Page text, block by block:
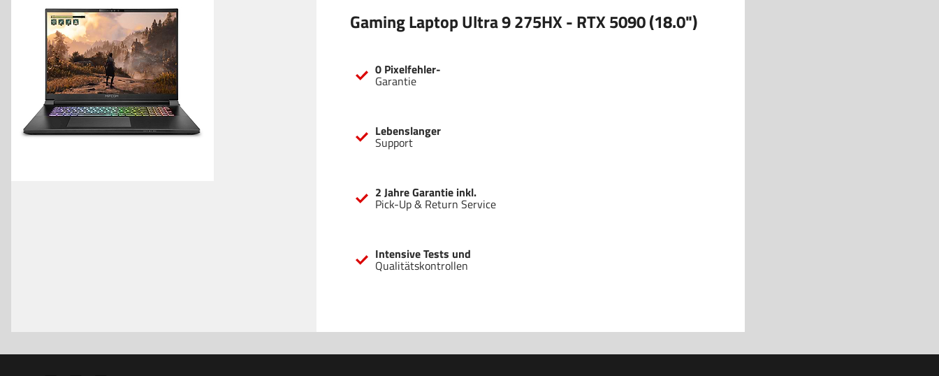
Gaming Laptop Ultra 9 275HX - RTX 5090 (18.0")
0 Pixelfehler-
Garantie
Lebenslanger
Support
2 Jahre Garantie inkl.
Pick-Up & Return Service
Intensive Tests und
Qualitätskontrollen